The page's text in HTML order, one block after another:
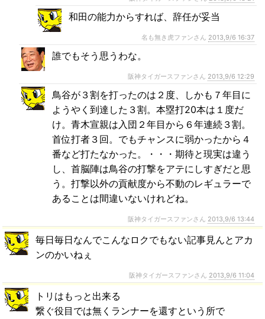
和田の能力からすれば、辞任が妥当
名も無き虎ファンさん 2013,9/6 16:37
誰でもそう思うわな。
阪神タイガースファンさん 2013,9/6 12:29
鳥谷が３割を打ったのは２度、しかも７年目に
ようやく到達した３割。本塁打20本は１度だ
け。青木宣親は入団２年目から６年連続３割。
首位打者３回。でもチャンスに弱かったから４
番など打たなかった。・・・期待と現実は違う
し、首脳陣は鳥谷の打撃をアテにしすぎだと思
う。打撃以外の貢献度から不動のレギュラーで
あることは間違いないけれどね。
阪神タイガースファンさん 2013,9/6 13:44
毎日毎日なんでこんなロクでもない記事見んとアカ
ンのかいねぇ
阪神タイガースファンさん 2013,9/6 11:04
トリはもっと出来る
繋ぐ役目では無くランナーを還すという所で